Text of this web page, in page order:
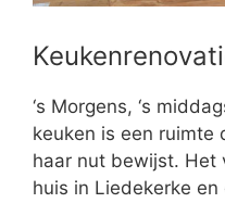
‘s Morgens, ‘s
keuken is een ruimte
haar nut bewijst. Het
huis in Liedekerke